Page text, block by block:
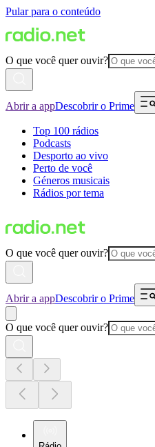
Pular para o conteúdo
O que você quer ouvir?
Abrir a appDescobrir o Prime
Top 100 rádios
Podcasts
Desporto ao vivo
Perto de você
Géneros musicais
Rádios por tema
O que você quer ouvir?
Abrir a appDescobrir o Prime
O que você quer ouvir?